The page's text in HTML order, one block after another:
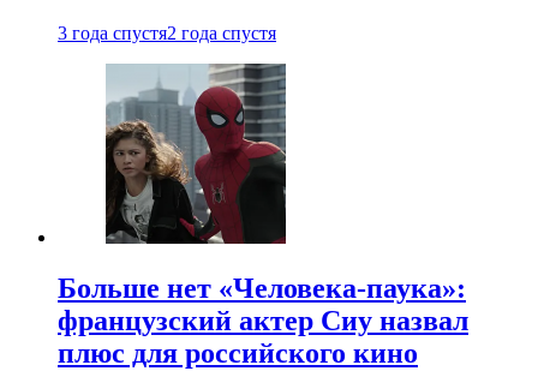
3 года спустя2 года спустя
Больше нет «Человека-паука»:
французский актер Сиу назвал
плюс для российского кино